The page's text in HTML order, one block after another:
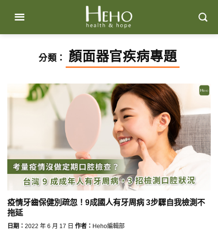
content
分類： 顏面器官疾病專題
疫情牙齒保健別疏忽！9成國人有牙周病 3步驟自我檢測不
拖延
日期： 2022 年 6 月 17 日 作者： Heho編輯部